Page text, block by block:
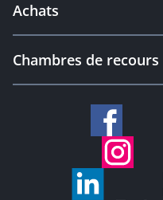
Achats
Chambres de recours